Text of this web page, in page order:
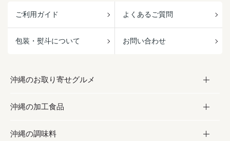
ご利用ガイド よくあるご質問
包装・熨斗について お問い合わせ
沖縄のお取り寄せグルメ
お取り寄せグルメ
フルーツ・野菜
沖縄の加工食品
加工食品
沖縄の調味料